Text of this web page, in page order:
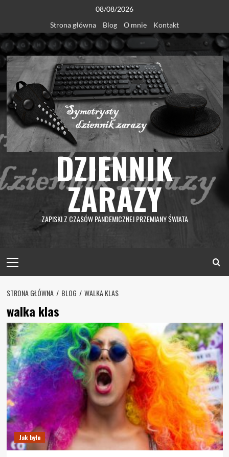
content
08/08/2026
Strona główna
Blog O mnie Kontakt
DZIENNIK
ZARAZY
ZAPISKI Z CZASÓW PANDEMICZNEJ PRZEMIANY ŚWIATA
Menu
STRONA GŁÓWNA BLOG WALKA KLAS
walka klas
Jak było